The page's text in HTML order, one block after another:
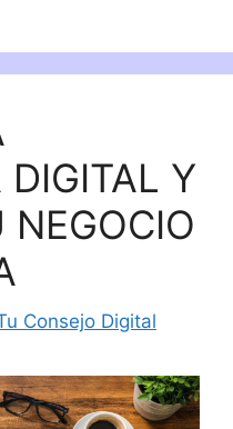
DIGITAL Y
NEGOCIO
Consejo Digital